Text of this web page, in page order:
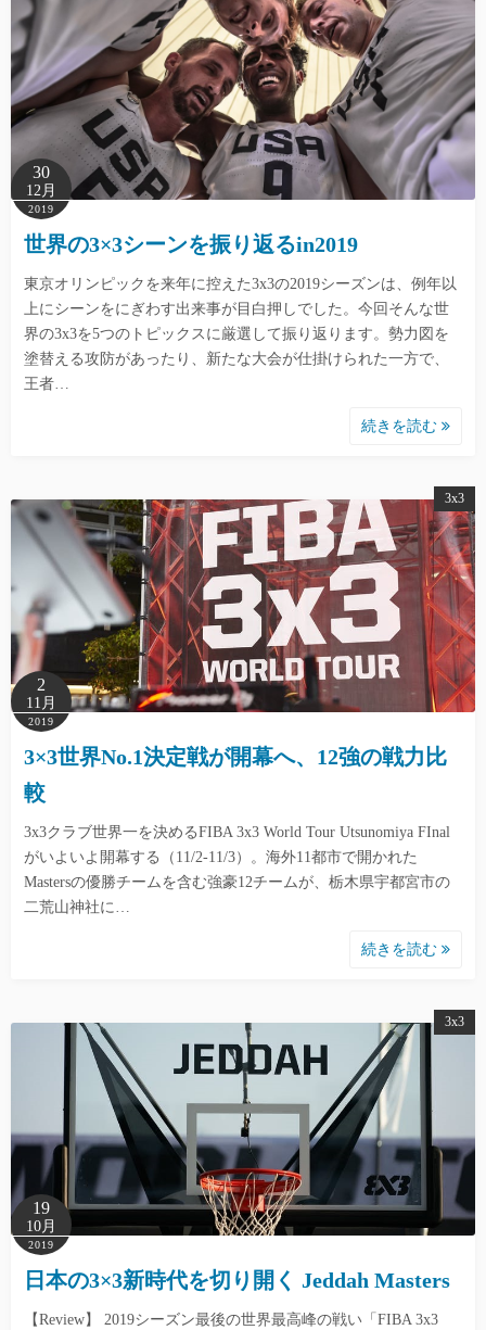
30
12月
2019
世界の3×3シーンを振り返るin2019
東京オリンピックを来年に控えた3x3の2019シーズンは、例年以
上にシーンをにぎわす出来事が目白押しでした。今回そんな世
界の3x3を5つのトピックスに厳選して振り返ります。勢力図を
塗替える攻防があったり、新たな大会が仕掛けられた一方で、
王者…
続きを読む
3x3
2
11月
2019
3×3世界No.1決定戦が開幕へ、12強の戦力比
較
3x3クラブ世界一を決めるFIBA 3x3 World Tour Utsunomiya FInal
がいよいよ開幕する（11/2-11/3）。海外11都市で開かれた
Mastersの優勝チームを含む強豪12チームが、栃木県宇都宮市の
二荒山神社に…
続きを読む
3x3
19
10月
2019
日本の3×3新時代を切り開く Jeddah Masters
【Review】 2019シーズン最後の世界最高峰の戦い「FIBA 3x3